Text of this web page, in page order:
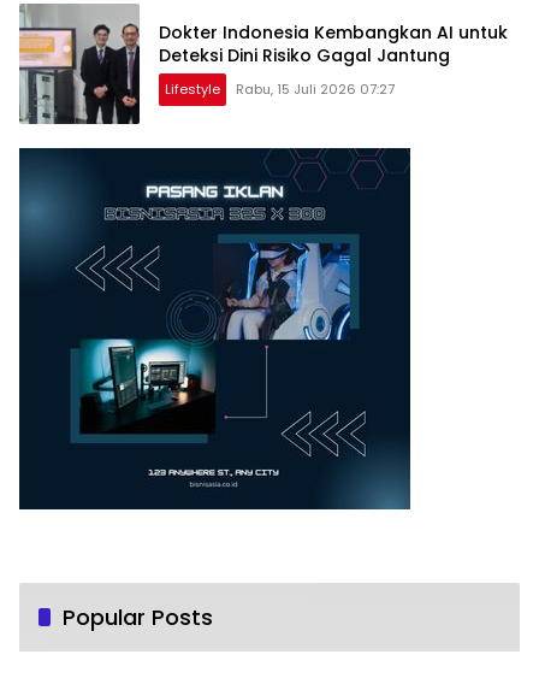
Dokter Indonesia Kembangkan AI untuk
Deteksi Dini Risiko Gagal Jantung
Lifestyle Rabu, 15 Juli 2026 07:27
Popular Posts